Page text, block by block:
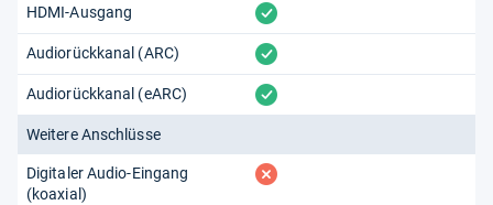
HDMI-Ausgang vorhanden
Audiorückkanal (ARC) vorhanden
Audiorückkanal (eARC) vorhanden
Weitere Anschlüsse
Digitaler Audio-Eingang
(koaxial)
fehlt